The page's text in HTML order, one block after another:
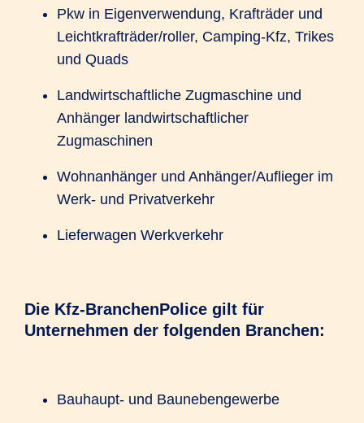
Pkw in Eigenverwendung, Krafträder und
Leichtkrafträder/roller, Camping-Kfz, Trikes
und Quads
Landwirtschaftliche Zugmaschine und
Anhänger landwirtschaftlicher
Zugmaschinen
Wohnanhänger und Anhänger/Auflieger im
Werk- und Privatverkehr
Lieferwagen Werkverkehr
Die Kfz-BranchenPolice gilt für
Unternehmen der folgenden Branchen:
Bauhaupt- und Baunebengewerbe